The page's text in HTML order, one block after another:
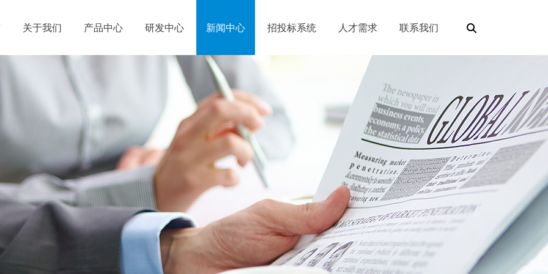
关于我们 产品中心 研发中心 新闻中心 招投标系统 人才需求 联系我们